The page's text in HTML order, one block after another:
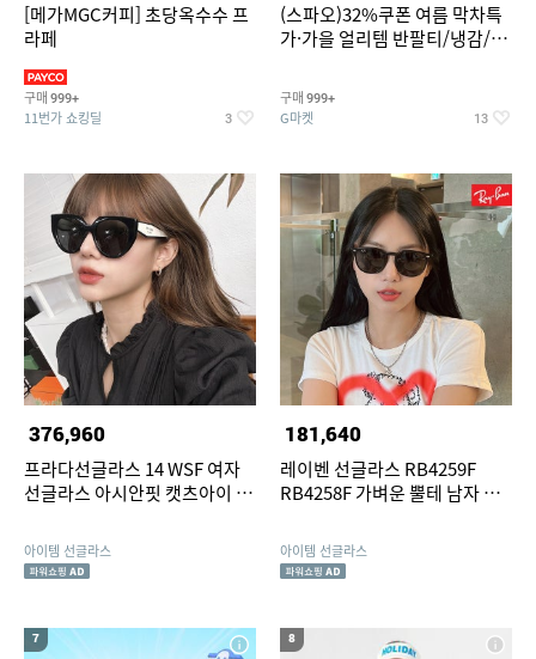
[메가MGC커피] 초당옥수수 프
라페
구매 999+
11번가 쇼킹딜 3
(스파오)32%쿠폰 여름 막차특
가·가을 얼리템 반팔티/냉감/반
건 외 ~74%OFF
구매 999+
G마켓 13
376,960
프라다선글라스 14 WSF 여자
선글라스 아시안핏 캣츠아이 뿔
아이템 선글라스
181,640
레이벤 선글라스 RB4259F
RB4258F 가벼운 뿔테 남자 여
아이템 선글라스
7 8